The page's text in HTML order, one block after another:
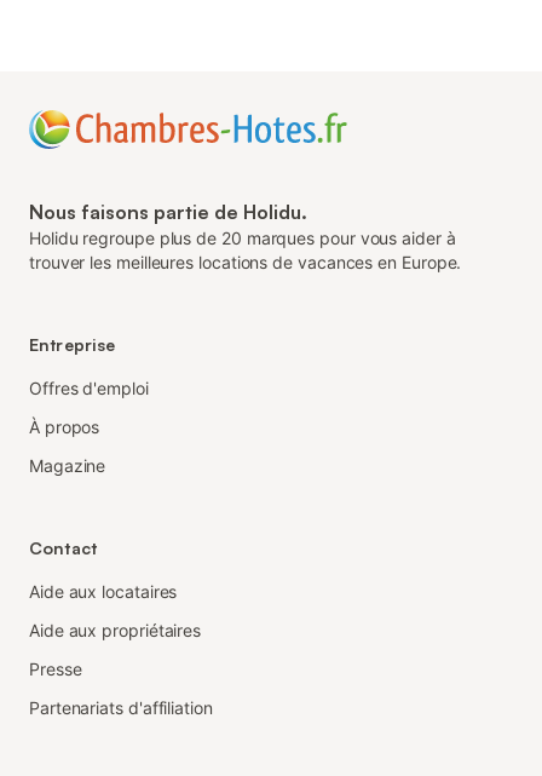
Nous faisons partie de Holidu.
Holidu regroupe plus de 20 marques pour vous aider à
trouver les meilleures locations de vacances en Europe.
Entreprise
Offres d'emploi
À propos
Magazine
Contact
Aide aux locataires
Aide aux propriétaires
Presse
Partenariats d'affiliation